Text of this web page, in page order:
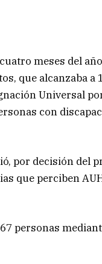
meses del
que alcanzaba
Universal
con
por decisión del
que perciben
personas